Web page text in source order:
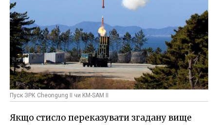
Пуск ЗРК Cheongung II чи KM-SAM II
Якщо стисло переказувати згадану вище